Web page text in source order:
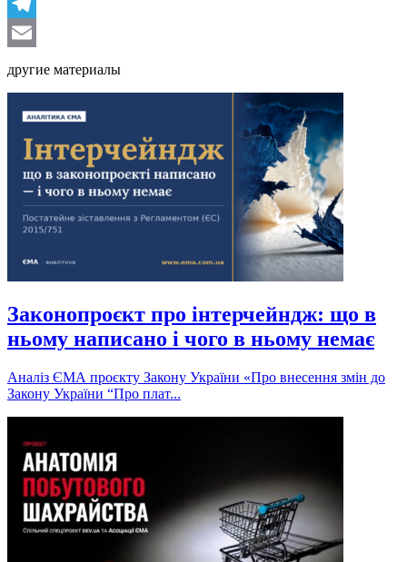
Telegram
другие материалы
Законопроєкт про інтерчейндж: що в
ньому написано і чого в ньому немає
Аналіз ЄМА проєкту Закону України «Про внесення змін до
Закону України “Про плат...